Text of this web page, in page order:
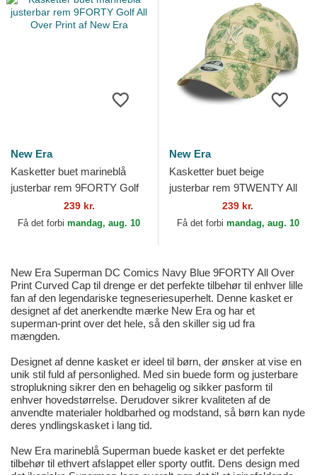
New Era
Kasketter buet marineblå
justerbar rem 9FORTY Golf
All Over Print af New Era
239 kr.
Få det forbi mandag, aug. 10
New Era
Kasketter buet beige
justerbar rem 9TWENTY All
Over Print Tropical fra New
York Yankees MLB af...
239 kr.
Få det forbi mandag, aug. 10
New Era Superman DC Comics Navy Blue 9FORTY All Over
Print Curved Cap til drenge er det perfekte tilbehør til enhver lille
fan af den legendariske tegneseriesuperhelt. Denne kasket er
designet af det anerkendte mærke New Era og har et
superman-print over det hele, så den skiller sig ud fra
mængden.
Designet af denne kasket er ideel til børn, der ønsker at vise en
unik stil fuld af personlighed. Med sin buede form og justerbare
stroplukning sikrer den en behagelig og sikker pasform til
enhver hovedstørrelse. Derudover sikrer kvaliteten af de
anvendte materialer holdbarhed og modstand, så børn kan nyde
deres yndlingskasket i lang tid.
New Era marineblå Superman buede kasket er det perfekte
tilbehør til ethvert afslappet eller sporty outfit. Dens design med